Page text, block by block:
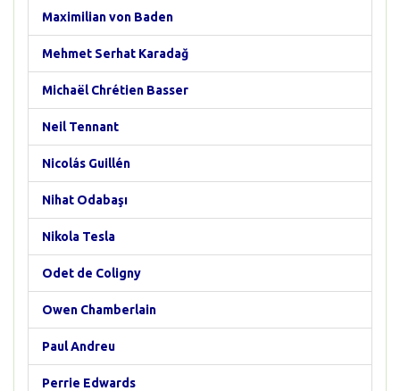
Maximilian von Baden
Mehmet Serhat Karadağ
Michaël Chrétien Basser
Neil Tennant
Nicolás Guillén
Nihat Odabaşı
Nikola Tesla
Odet de Coligny
Owen Chamberlain
Paul Andreu
Perrie Edwards